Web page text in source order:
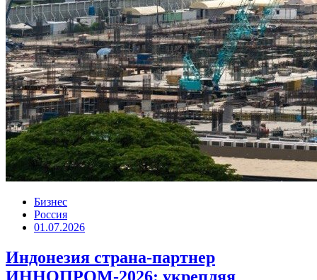
Бизнес
Россия
01.07.2026
Индонезия страна-партнер
ИННОПРОМ-2026: укрепляя